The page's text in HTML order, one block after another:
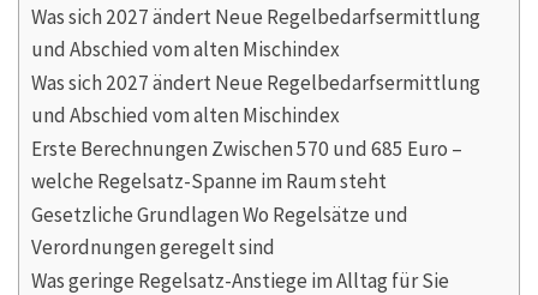
Was sich 2027 ändert Neue Regelbedarfsermittlung
und Abschied vom alten Mischindex
Was sich 2027 ändert Neue Regelbedarfsermittlung
und Abschied vom alten Mischindex
Erste Berechnungen Zwischen 570 und 685 Euro –
welche Regelsatz-Spanne im Raum steht
Gesetzliche Grundlagen Wo Regelsätze und
Verordnungen geregelt sind
Was geringe Regelsatz-Anstiege im Alltag für Sie